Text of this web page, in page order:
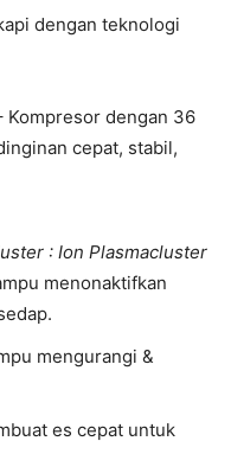
dengan teknologi
Kompresor dengan 36
cepat, stabil,
: Ion Plasmacluster
menonaktifkan
mengurangi &
es cepat untuk